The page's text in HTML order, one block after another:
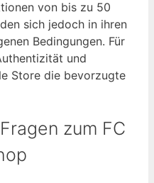
von bis zu 50
sich jedoch in ihren
Bedingungen. Für
und
Store die bevorzugte
zum FC